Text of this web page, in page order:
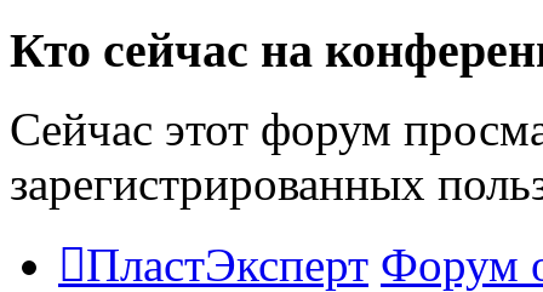
Кто сейчас на
Сейчас этот форум
зарегистрированных
ПластЭксперт Форум